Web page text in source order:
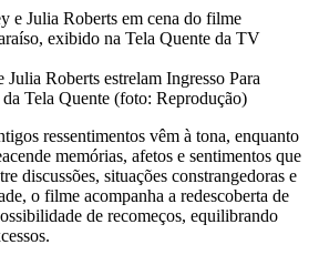
Roberts estrelam Ingresso Para
da Tela Quente (foto: Reprodução)
ressentimentos vêm à tona, enquanto
memórias, afetos e sentimentos que
discussões, situações constrangedoras e
o filme acompanha a redescoberta de
de recomeços, equilibrando